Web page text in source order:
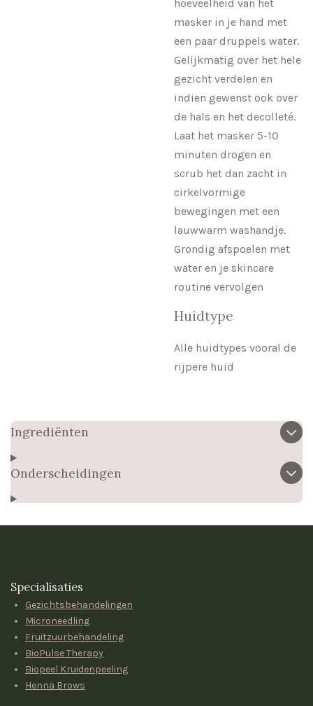
hoeveelheid van het
masker in je hand met
een paar druppels water.
Gelijkmatig over het hele
gezicht verdelen en
indien gewenst ook over
de hals en het decolleté.
Laat het masker 5-10
minuten drogen en
scrub het dan zacht in
cirkelvormige
bewegingen met een
lauwwarm washandje.
Grondig afspoelen met
water en je skincare
routine vervolgen
Huidtype
Alle huidtypes vooral de
rijpere huid
Ingrediënten
Onderscheidingen
Specialisaties
Gezichtsbehandelingen
Microneedling
Fruitzuurbehandeling
BioPulse Therapy
Biopeel Kruidenpeeling
Henna Brows